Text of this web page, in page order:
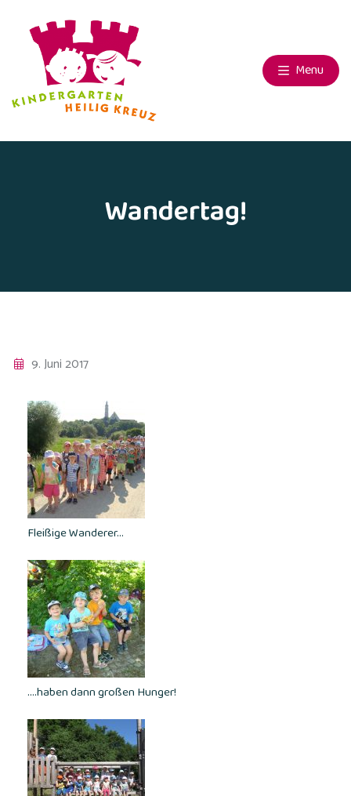
Menu
Wandertag!
9. Juni 2017
Fleißige Wanderer…
….haben dann großen Hunger!